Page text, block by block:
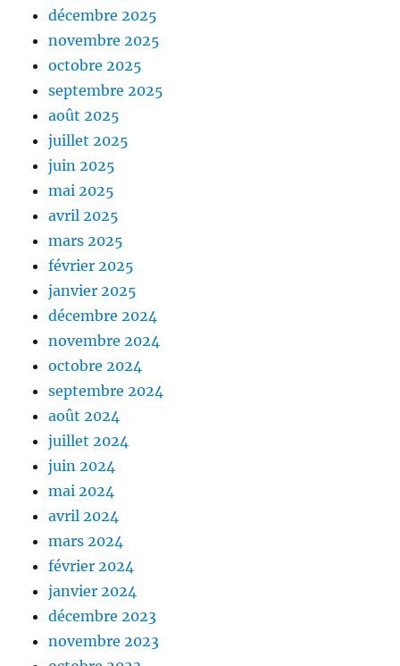
décembre 2025
novembre 2025
octobre 2025
septembre 2025
août 2025
juillet 2025
juin 2025
mai 2025
avril 2025
mars 2025
février 2025
janvier 2025
décembre 2024
novembre 2024
octobre 2024
septembre 2024
août 2024
juillet 2024
juin 2024
mai 2024
avril 2024
mars 2024
février 2024
janvier 2024
décembre 2023
novembre 2023